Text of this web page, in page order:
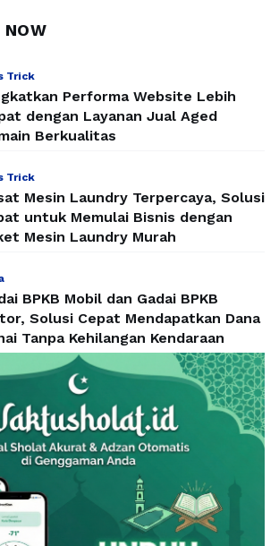
NOW
Trick
Performa Website Lebih
dengan Layanan Jual Aged
Berkualitas
Trick
Mesin Laundry Terpercaya, Solusi
untuk Memulai Bisnis dengan
Mesin Laundry Murah
BPKB Mobil dan Gadai BPKB
Solusi Cepat Mendapatkan Dana
Tanpa Kehilangan Kendaraan